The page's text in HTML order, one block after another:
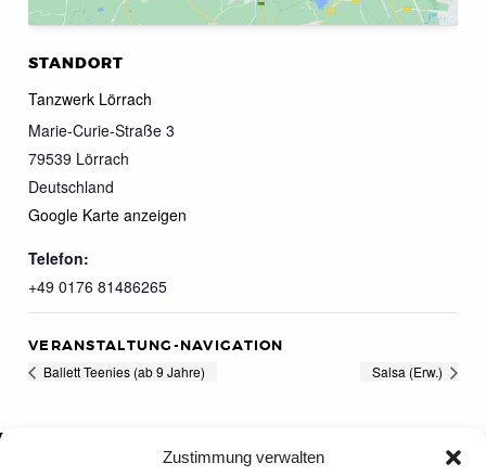
Zustimmung verwalten
STANDORT
Tanzwerk Lörrach
Marie-Curie-Straße 3
79539 Lörrach
Deutschland
Google Karte anzeigen
Telefon:
+49 0176 81486265
VERANSTALTUNG-NAVIGATION
Ballett Teenies (ab 9 Jahre) Salsa (Erw.)